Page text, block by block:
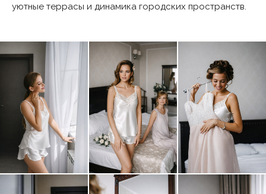
уютные террасы и динамика городских пространств.